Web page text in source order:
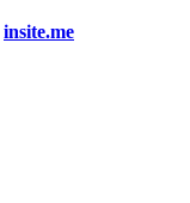
insite.me